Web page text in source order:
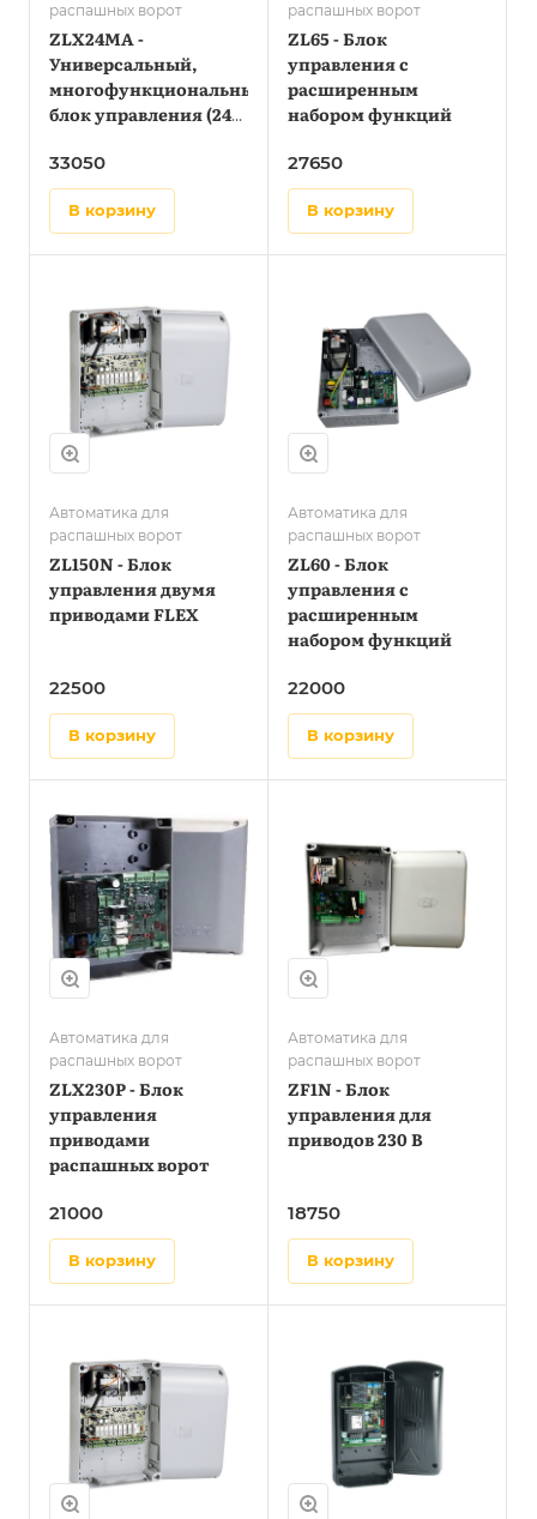
распашных ворот
ZLX24MA -
Универсальный,
многофункциональный
блок управления (24
распашных ворот с
дисплеем и
технологией
адаптивного
33050
в корзину
распашных ворот
ZL65 - Блок
управления с
расширенным
набором функций
27650
в корзину
Автоматика для
распашных ворот
ZL150N - Блок
управления двумя
приводами FLEX
22500
в корзину
Автоматика для
распашных ворот
ZL60 - Блок
управления с
расширенным
набором функций
22000
в корзину
Автоматика для
распашных ворот
ZLX230P - Блок
управления
приводами
распашных ворот
21000
в корзину
Автоматика для
распашных ворот
ZF1N - Блок
управления для
приводов 230 В
18750
в корзину